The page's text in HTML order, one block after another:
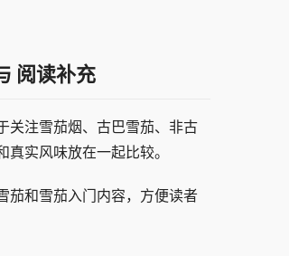
阅读补充
关注雪茄烟、古巴雪茄、非古
实风味放在一起比较。
茄和雪茄入门内容，方便读者